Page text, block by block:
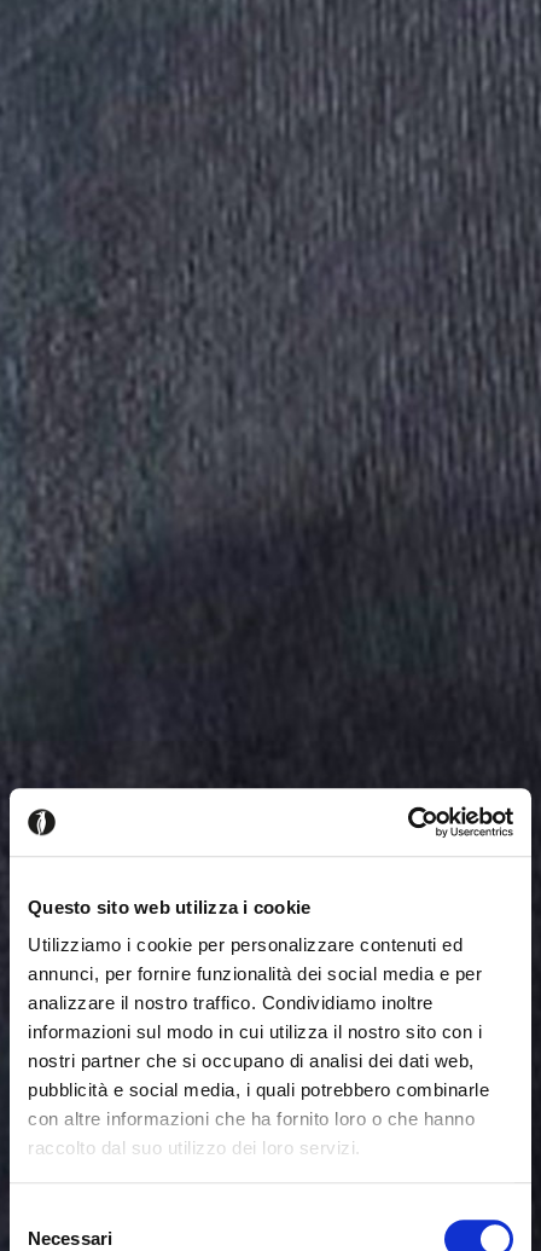
Questo sito web utilizza i cookie
Utilizziamo i cookie per personalizzare contenuti ed
annunci, per fornire funzionalità dei social media e per
analizzare il nostro traffico. Condividiamo inoltre
informazioni sul modo in cui utilizza il nostro sito con i
nostri partner che si occupano di analisi dei dati web,
pubblicità e social media, i quali potrebbero combinarle
con altre informazioni che ha fornito loro o che hanno
raccolto dal suo utilizzo dei loro servizi.
delNecessari
da un altro Paese